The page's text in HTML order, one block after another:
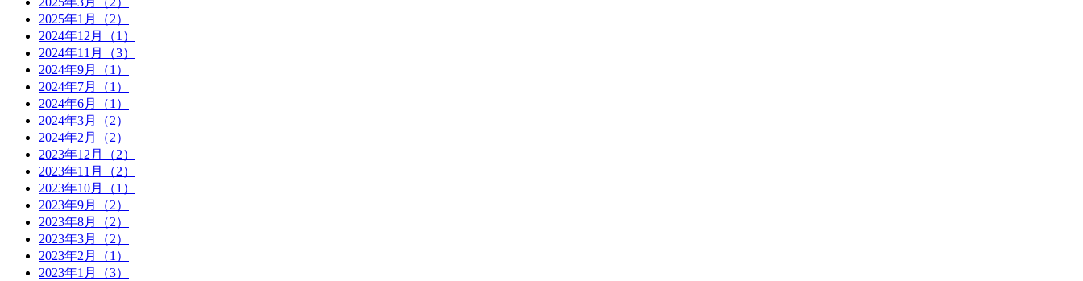
2025年1月（2）
2024年12月（1）
2024年11月（3）
2024年9月（1）
2024年7月（1）
2024年6月（1）
2024年3月（2）
2024年2月（2）
2023年12月（2）
2023年11月（2）
2023年10月（1）
2023年9月（2）
2023年8月（2）
2023年3月（2）
2023年2月（1）
2023年1月（3）